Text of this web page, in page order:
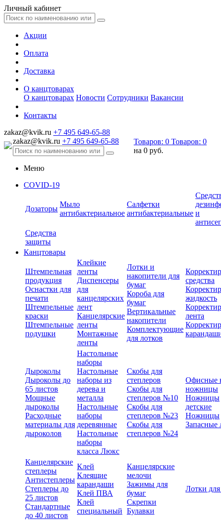
Личный кабинет
Акции
Оплата
Доставка
О канцтоварах
О канцтоварах Новости Сотрудники Вакансии
Контакты
zakaz@kvik.ru +7 495 649-65-88
zakaz@kvik.ru +7 495 649-65-88 Товаров: 0 Товаров: 0
на 0 руб.
Меню
COVID-19
Дозаторы
Мыло
антибактериальное
Салфетки
антибактериальные и
Средства
защиты
Канцтовары
Штемпельная
продукция
Оснастки для
печати
Штемпельные
краски
Штемпельные
подушки
Клейкие
ленты
Диспенсеры
для
канцелярских
лент
Канцелярские
ленты
Монтажные
ленты
Лотки и
накопители для
бумаг
Короба для
бумаг
Вертикальные
накопители
Комплектующие
для лотков
средства
жидкость
лента
Дыроколы
Дыроколы до
65 листов
Мощные
дыроколы
Расходные
материалы для
дыроколов
Настольные
наборы
Настольные
наборы из
дерева и
металла
Настольные
наборы
деревянные
Настольные
наборы
класса Люкс
Скобы для
степлеров
Скобы для
степлеров №10
Скобы для
степлеров №23
Скобы для
степлеров №24
Офисные
ножницы
Ножницы
детские
Ножницы
Запасные
Канцелярские
степлеры
Антистеплеры
Степлеры до
25 листов
Стандартные
до 40 листов
Клей
Клеящие
карандаши
Клей ПВА
Клей
специальный
Канцелярские
мелочи
Зажимы для
бумаг
Скрепки
Булавки
Лотки